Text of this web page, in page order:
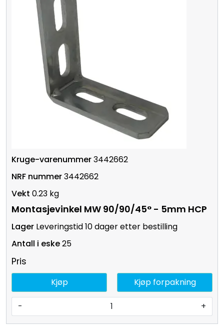
3442662
3442662
0.23 kg
Montasjevinkel MW 90/90/45° - 5mm HCP
Leveringstid 10 dager etter bestilling
25
Pris
- +
Kjøp Kjøp forpakning